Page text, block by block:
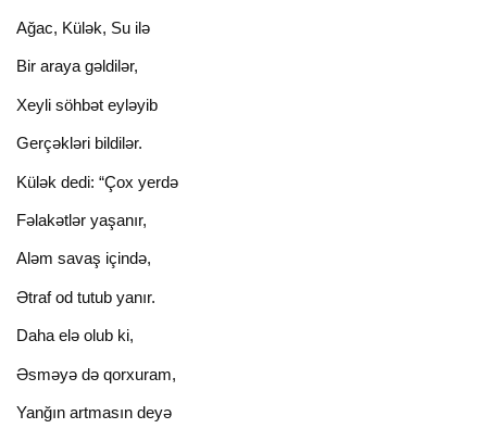
Ağac, Külək, Su ilə
Bir araya gəldilər,
Xeyli söhbət eyləyib
Gerçəkləri bildilər.
Külək dedi: “Çox yerdə
Fəlakətlər yaşanır,
Aləm savaş içində,
Ətraf od tutub yanır.
Daha elə olub ki,
Əsməyə də qorxuram,
Yanğın artmasın deyə